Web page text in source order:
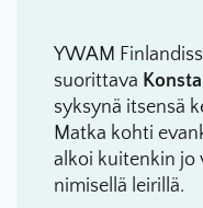
YWAM
suorittava
syksynä itsensä
Matka kohti
alkoi kuitenkin jo
nimisellä leirillä.